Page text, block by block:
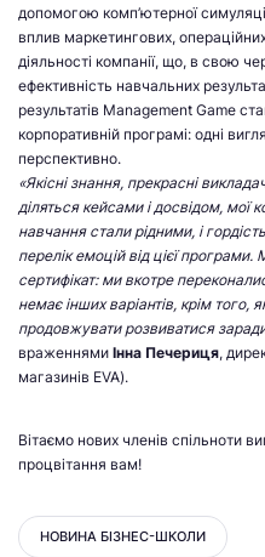
допомогою комп’ютерної
вплив маркетингових,
діяльності компанії, що, в свою
ефективність навчальних
результатів Management Game
корпоративній програмі: одні
перспективно.
«Якісні знання, прекрасні
діляться кейсами і досвідом, мої
навчання стали рідними, і
перелік емоцій від цієї
сертифікат: ми вкотре
немає інших варіантів, крім того,
продовжувати розвиватися
враженнями Інна Печериця,
магазинів EVA).
Вітаємо нових членів спільноти
процвітання вам!
НОВИНА БІЗНЕС-ШКОЛИ